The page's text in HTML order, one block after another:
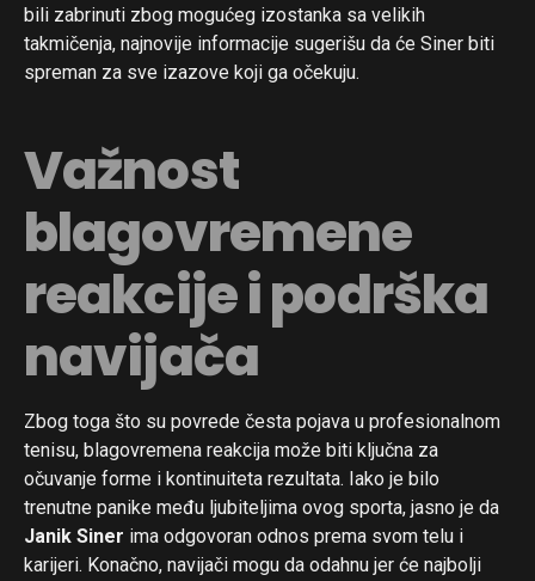
bili zabrinuti zbog mogućeg izostanka sa velikih
takmičenja, najnovije informacije sugerišu da će Siner biti
spreman za sve izazove koji ga očekuju.
Važnost
blagovremene
reakcije i podrška
navijača
Zbog toga što su povrede česta pojava u profesionalnom
tenisu, blagovremena reakcija može biti ključna za
očuvanje forme i kontinuiteta rezultata. Iako je bilo
trenutne panike među ljubiteljima ovog sporta, jasno je da
Janik Siner ima odgovoran odnos prema svom telu i
karijeri. Konačno, navijači mogu da odahnu jer će najbolji